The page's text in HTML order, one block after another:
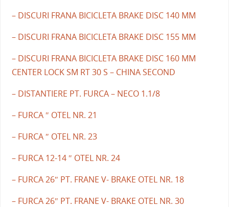
– DISCURI FRANA BICICLETA BRAKE DISC 140 MM
– DISCURI FRANA BICICLETA BRAKE DISC 155 MM
– DISCURI FRANA BICICLETA BRAKE DISC 160 MM
CENTER LOCK SM RT 30 S – CHINA SECOND
– DISTANTIERE PT. FURCA – NECO 1.1/8
– FURCA ″ OTEL NR. 21
– FURCA ″ OTEL NR. 23
– FURCA 12-14 ″ OTEL NR. 24
– FURCA 26″ PT. FRANE V- BRAKE OTEL NR. 18
– FURCA 26″ PT. FRANE V- BRAKE OTEL NR. 30